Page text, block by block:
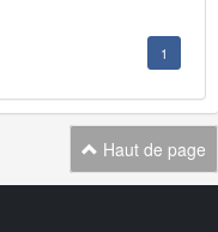
1
Haut de page